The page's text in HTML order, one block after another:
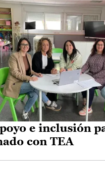
e inclusión
con TEA